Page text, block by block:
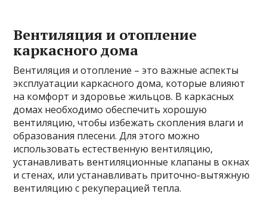
Вентиляция и отопление
каркасного дома
Вентиляция и отопление – это важные аспекты
эксплуатации каркасного дома, которые влияют
на комфорт и здоровье жильцов. В каркасных
домах необходимо обеспечить хорошую
вентиляцию, чтобы избежать скопления влаги и
образования плесени. Для этого можно
использовать естественную вентиляцию,
устанавливать вентиляционные клапаны в окнах
и стенах, или устанавливать приточно-вытяжную
вентиляцию с рекуперацией тепла.